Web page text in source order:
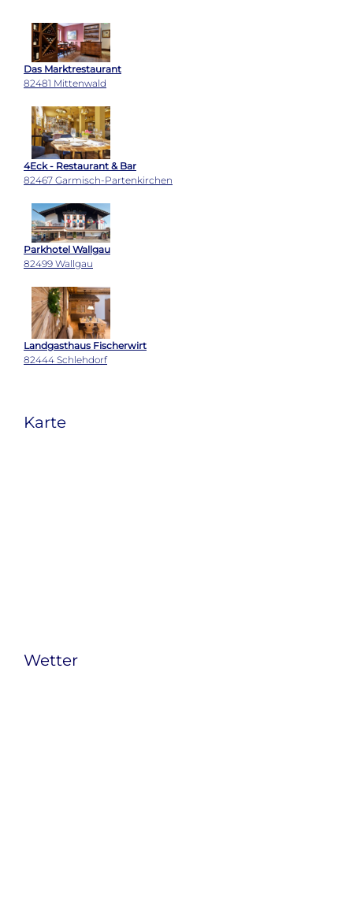
Das Marktrestaurant
82481 Mittenwald
4Eck - Restaurant & Bar
82467 Garmisch-Partenkirchen
Parkhotel Wallgau
82499 Wallgau
Landgasthaus Fischerwirt
82444 Schlehdorf
Karte
Wetter